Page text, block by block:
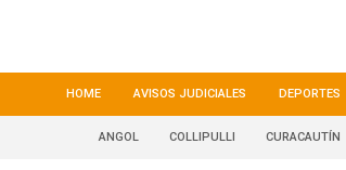
HOME AVISOS JUDICIALES DEPORTES
ANGOL COLLIPULLI CURACAUTÍN